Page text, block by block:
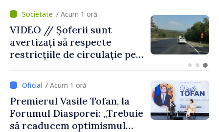
/ Acum 16 minute
Prim-ministrul Republicii
Moldova, Vasile Tofan, și
prim-ministrul Belgiei, Bart
despre parcursul european
al Republicii Moldova.
/ Acum 1 oră
Premierul Vasile Tofan, la
Forumul Diasporei: „Trebuie
să readucem optimismul